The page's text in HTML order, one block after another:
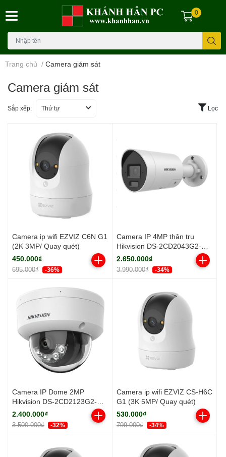
0
Trang chủ / Camera giám sát
Camera giám sát
Sắp xếp: Thứ tự Lọc
Camera ip wifi EZVIZ C6N G1
(2K 3MP/ Quay quét)
450.000₫
695.000₫ -36%
Camera IP 4MP thân trụ
Hikvision DS-2CD2043G2-
LI2U HUN 4mm
2.650.000₫
3.990.000₫ -34%
Camera IP Dome 2MP
Hikvision DS-2CD2123G2-
LIS2U
2.400.000₫
3.500.000₫ -32%
Camera ip wifi EZVIZ CS-H6C
G1 (3K 5MP/ Quay quét)
530.000₫
799.000₫ -34%